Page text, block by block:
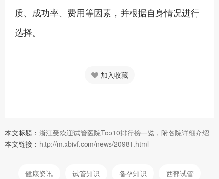
质、成功率、费用等因素，并根据自身情况进行
选择。
加入收藏
本文标题： 浙江受欢迎试管医院Top10排行榜一览，附各院详细介绍
本文链接： http://m.xbivf.com/news/20981.html
健康资讯 试管知识 备孕知识 西部试管